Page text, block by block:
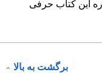
برگشت به بالا